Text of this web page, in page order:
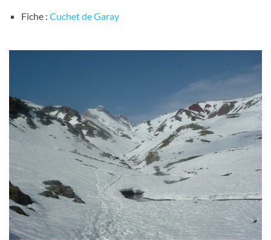
Fiche : Cuchet de Garay